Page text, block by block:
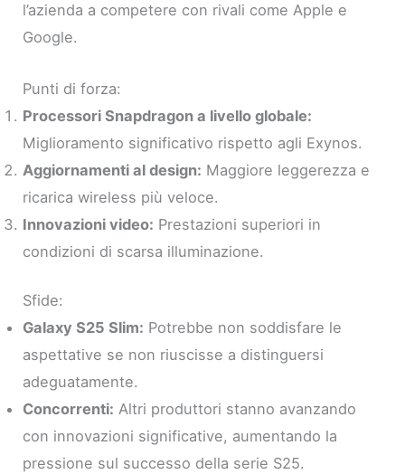
l’azienda a competere con rivali come Apple e
Google.
Punti di forza:
Processori Snapdragon a livello globale:
Miglioramento significativo rispetto agli Exynos.
Aggiornamenti al design: Maggiore leggerezza e
ricarica wireless più veloce.
Innovazioni video: Prestazioni superiori in
condizioni di scarsa illuminazione.
Sfide:
Galaxy S25 Slim: Potrebbe non soddisfare le
aspettative se non riuscisse a distinguersi
adeguatamente.
Concorrenti: Altri produttori stanno avanzando
con innovazioni significative, aumentando la
pressione sul successo della serie S25.